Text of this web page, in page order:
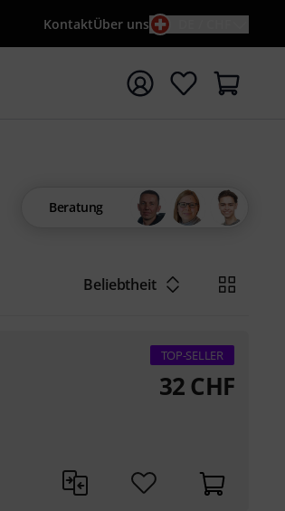
KontaktÜber uns
starten
Beratung
Beliebtheit
TOP-SELLER
32CHF